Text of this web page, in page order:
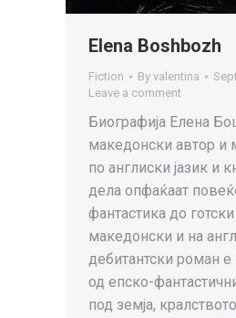
Elena Boshbozh
Fiction By valentina
Leave a comment
Биографија Елена
македонски автор и
по англиски јазик и
дела опфаќаат
фантастика до
македонски и на
дебитантски роман
од епско-
под земја,